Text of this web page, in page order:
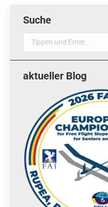
Suche
Suche
aktueller Blog